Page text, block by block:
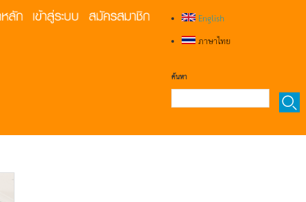
English
ภาษาไทย
ค้นหา